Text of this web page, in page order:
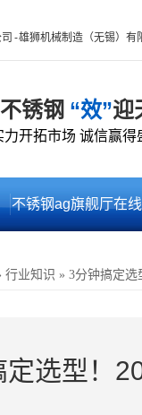
- 雄狮机械制造（无锡）有
锈钢 “效”迎
力开拓市场 诚信赢得
不锈钢ag旗舰厅在线
行业知识 » 3分钟搞定选
定选型！